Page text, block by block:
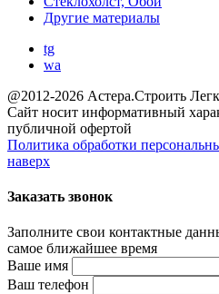
Другие материалы
tg
wa
@2012-2026 Астера.Строить
Сайт носит информативный
публичной офертой
Политика обработки
наверх
Заказать звонок
Заполните свои контактные
самое ближайшее время
Ваше имя
Ваш телефон